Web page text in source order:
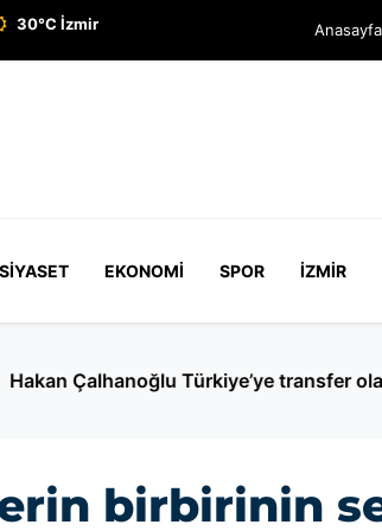
30°C İzmir Anasayfa
SIYASET EKONOMI SPOR İZMIR
transfer olacak mı? Milli yıldız
birbirinin